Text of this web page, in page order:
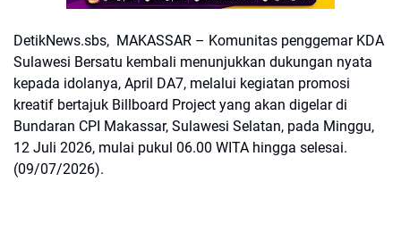
DetikNews.sbs, MAKASSAR – Komunitas penggemar KDA
Sulawesi Bersatu kembali menunjukkan dukungan nyata
kepada idolanya, April DA7, melalui kegiatan promosi
kreatif bertajuk Billboard Project yang akan digelar di
Bundaran CPI Makassar, Sulawesi Selatan, pada Minggu,
12 Juli 2026, mulai pukul 06.00 WITA hingga selesai.
(09/07/2026).